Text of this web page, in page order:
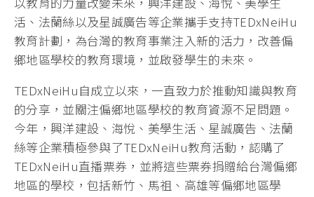
活、法蘭絲以及星誠廣告等企業攜手支持TEDxNeiHu
教育計劃，為台灣的教育事業注入新的活力，改善偏
鄉地區學校的教育環境，並啟發學生的未來。
TEDxNeiHu自成立以來，一直致力於推動知識與教育
的分享，並關注偏鄉地區學校的教育資源不足問題。
今年，興洋建設、海悅、美學生活、星誠廣告、法蘭
絲等企業積極參與了TEDxNeiHu教育活動，認購了
TEDxNeiHu直播票券，並將這些票券捐贈給台灣偏鄉
地區的學校，包括新竹、馬祖、高雄等偏鄉地區學